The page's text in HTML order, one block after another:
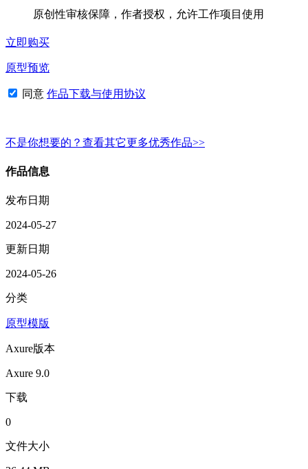
原创性审核保障，作者授权，允许工作项目使用
立即购买
原型预览
同意 作品下载与使用协议
不是你想要的？查看其它更多优秀作品>>
作品信息
发布日期
2024-05-27
更新日期
2024-05-26
分类
原型模版
Axure版本
Axure 9.0
下载
0
文件大小